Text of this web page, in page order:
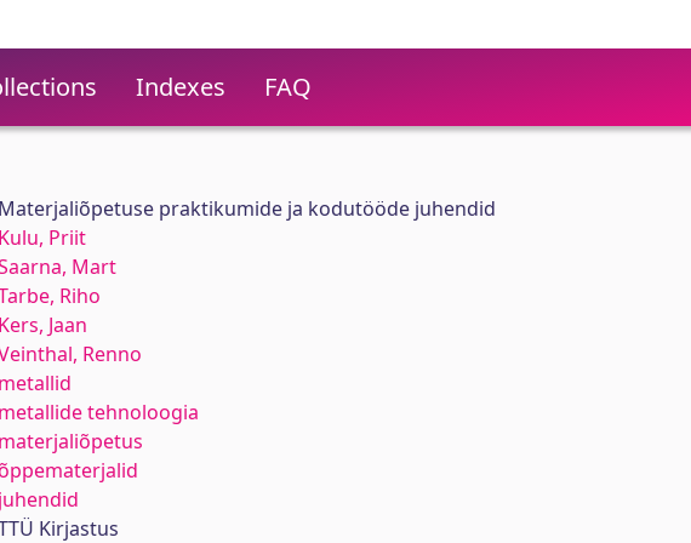
Indexes FAQ
Materjaliõpetuse praktikumide ja kodutööde juhendid
Kulu, Priit
Mart
Riho
Kers, Jaan
Renno
metallid
metallide tehnoloogia
materjaliõpetus
juhendid
Kirjastus